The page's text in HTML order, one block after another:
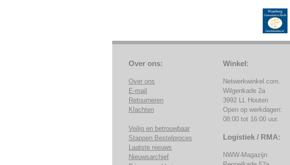
Over ons:
Over ons
E-mail
Retourneren
Klachten
Veilig en betrouwbaar
Stappen Bestelproces
Laatste nieuws
Nieuwsarchief
Winkel:
Netwerkwinkel.com.
Wilgenkade 2a
3992 LL Houten
Open op werkdagen:
08:00 tot 16:00 uur.
Logistiek / RMA:
NWW-Magazijn